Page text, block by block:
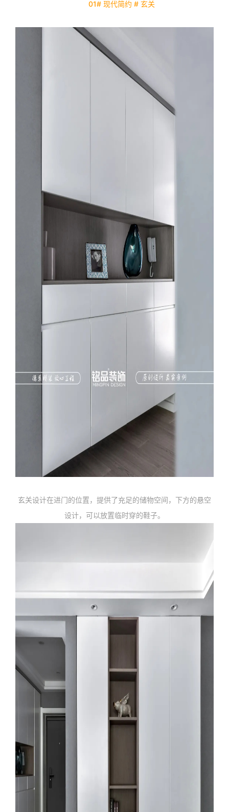
01# 现代简约 # 玄关
玄关设计在进门的位置，提供了充足的储物空间，下方的悬空
设计，可以放置临时穿的鞋子。